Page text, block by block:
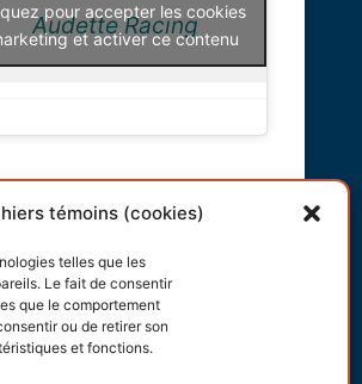
témoins (cookies)
telles que les
Le fait de consentir
que le comportement
ou de retirer son
et fonctions.
Audette Racing
pour accepter les cookies
et activer ce contenu
générales
de cookies